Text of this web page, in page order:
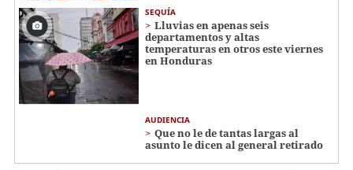
SEQUÍA
Lluvias en apenas seis
departamentos y altas
temperaturas en otros este viernes
en Honduras
AUDIENCIA
Que no le de tantas largas al
asunto le dicen al general retirado